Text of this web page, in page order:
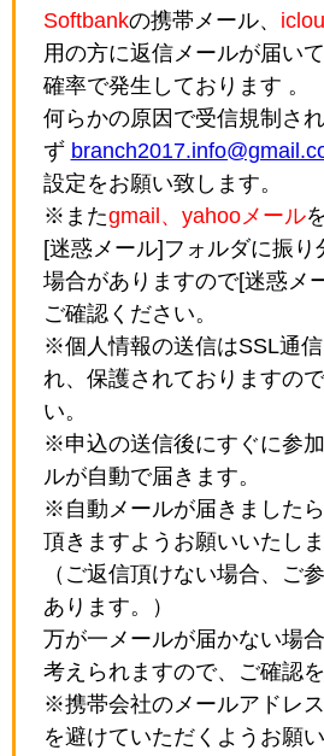
Softbankの携帯メール、
用の方に返信メールが届い
確率で発生しております 。
何らかの原因で受信規制さ
ず
設定をお願い致します。
※またgmail、yahooメール
[迷惑メール]フォルダに振り
場合がありますので[迷惑メ
ご確認ください。
※個人情報の送信はSSL通
れ、保護されておりますの
い。
※申込の送信後にすぐに参
ルが自動で届きます。
※自動メールが届きました
頂きますようお願いいたしま
（ご返信頂けない場合、ご
あります。）
万が一メールが届かない場
考えられますので、ご確認
※携帯会社のメールアドレ
を避けていただくようお願